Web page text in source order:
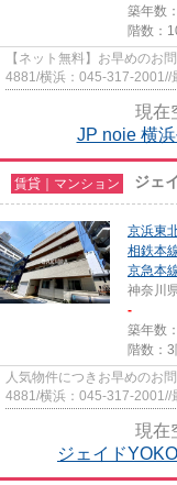
築年数
階数：
【ネット無料】お早めのお
4881/横浜：045-317-2001//
現在
JP noie 横
賃貸｜マンション ジェ
京浜東
相鉄本
京急本
神奈川
-
築年数
階数：3
人気物件につきお早めのお
4881/横浜：045-317-2001//
現在
ジェイド